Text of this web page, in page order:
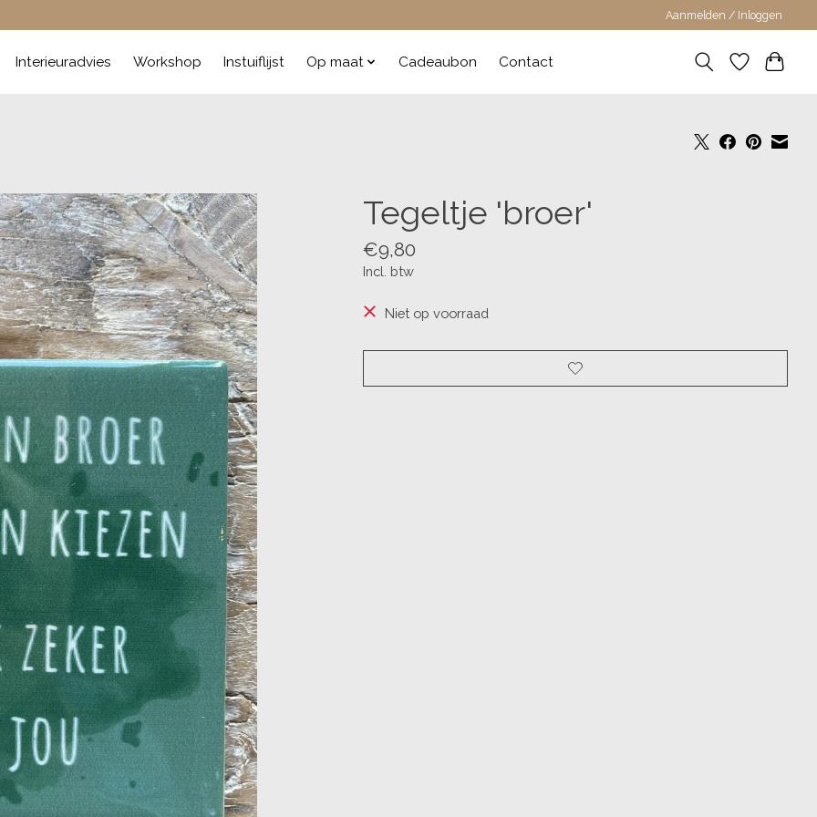
Aanmelden / Inloggen
Interieuradvies Workshop Instuiflijst Op maat Cadeaubon Contact
Tegeltje 'broer'
€9,80
Incl. btw
Niet op voorraad